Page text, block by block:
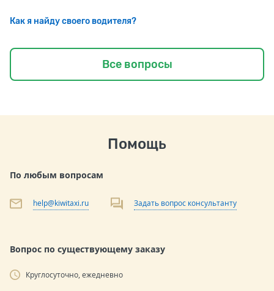
Как я найду своего водителя?
Все вопросы
Помощь
По любым вопросам
help@kiwitaxi.ru Задать вопрос консультанту
Вопрос по существующему заказу
Круглосуточно, ежедневно